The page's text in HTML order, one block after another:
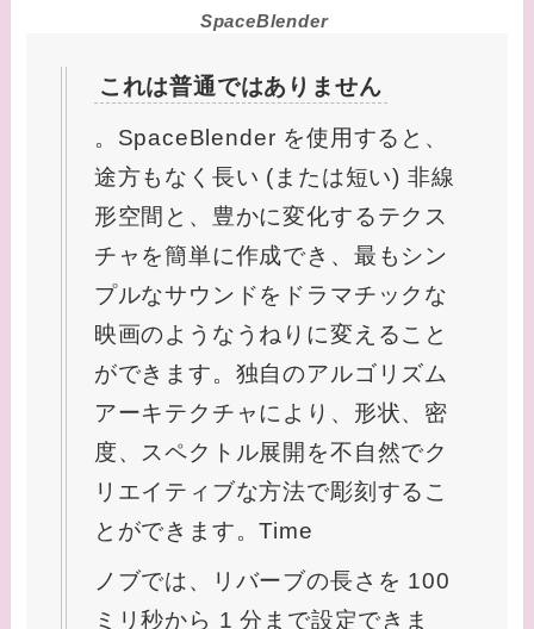
SpaceBlender
これは普通ではありません
。SpaceBlender を使用すると、
途方もなく長い (または短い) 非線
形空間と、豊かに変化するテクス
チャを簡単に作成でき、最もシン
プルなサウンドをドラマチックな
映画のようなうねりに変えること
ができます。独自のアルゴリズム
アーキテクチャにより、形状、密
度、スペクトル展開を不自然でク
リエイティブな方法で彫刻するこ
とができます。Time
ノブでは、リバーブの長さを 100
ミリ秒から 1 分まで設定できま